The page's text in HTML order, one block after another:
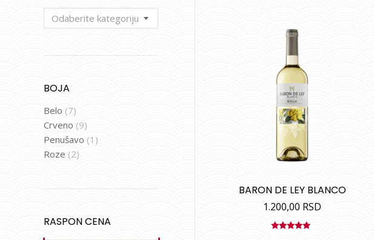
BARON DE LEY BLANCO
1.200,00 RSD
Odaberite kategoriju
BOJA
Belo (7)
Crveno (9)
Penušavo (1)
Roze (2)
RASPON CENA